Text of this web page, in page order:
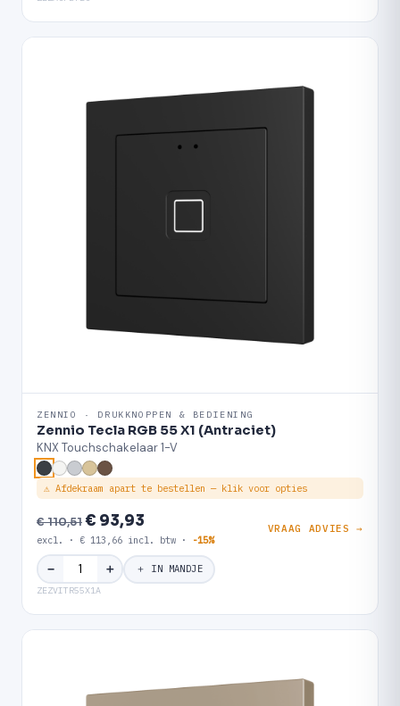
ZENNIO · DRUKKNOPPEN & BEDIENING
Zennio Tecla RGB 55 X1 (Antraciet)
KNX Touchschakelaar 1-V
⚠ Afdekraam apart te bestellen — klik voor opties
€ 110,51€ 93,93
excl. · € 113,66 incl. btw · -15%
VRAAG ADVIES →
− ＋ ＋ IN MANDJE
ZEZVITR55X1A